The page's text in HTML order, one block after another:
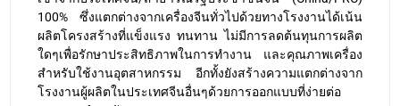
ผลิตโครงสร้างที่แข็งแรง ทนทาน ไม่มีการลดต้นทุนการผลิต
ใดๆเพื่อรักษาประสิทธิภาพในการทำงาน และคุณภาพเครื่อง
สำหรับใช้งานอุตสาหกรรม อีกทั้งยังสร้างความแตกต่างจาก
โรงงานผู้ผลิตในประเทศจีนอื่นๆด้วยการออกแบบที่ง่ายต่อ
การดูแลบำรุงรักษา